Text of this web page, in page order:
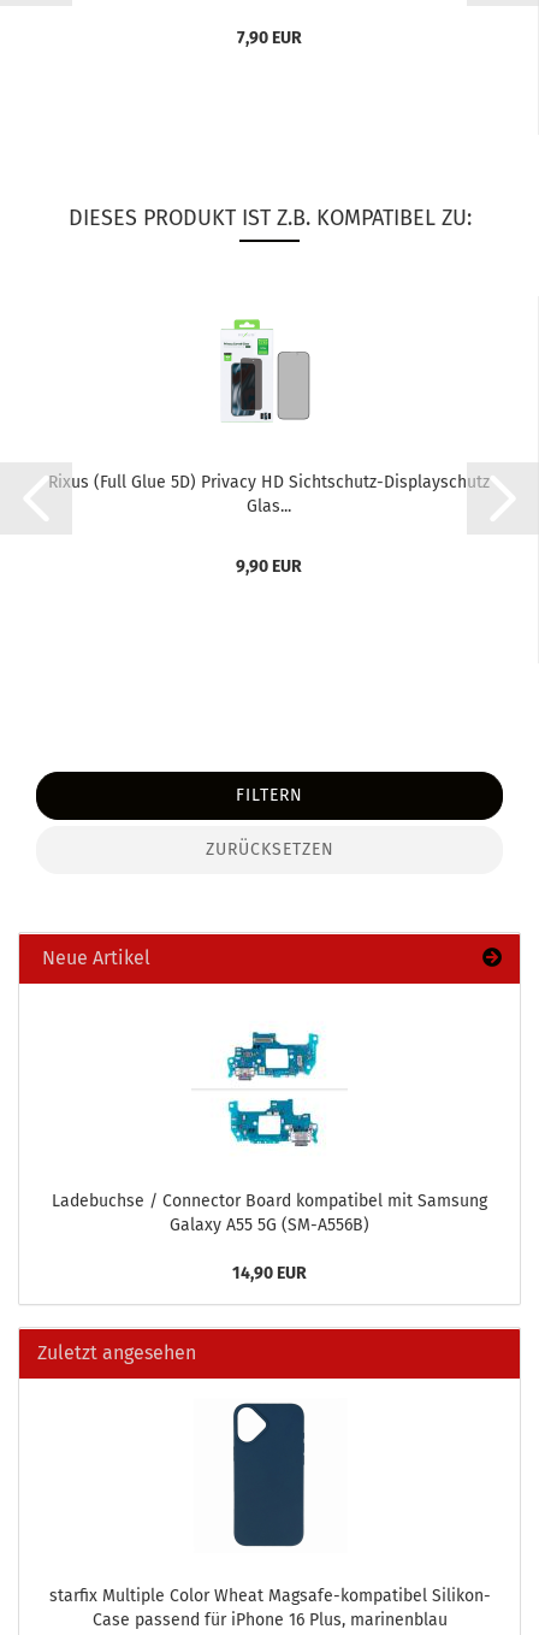
7,90 EUR
DIESES PRODUKT IST Z.B. KOMPATIBEL ZU:
Rixus (Full Glue 5D) Pri­va­cy HD Sichtschutz-​​Dis­play­schutz
Glas...
9,90 EUR
FILTERN
ZURÜCKSETZEN
Neue Artikel
La­de­buch­se / Con­nec­tor Board kom­pa­ti­bel mit Sam­sung
Ga­la­xy A55 5G (SM-​A556B)
14,90 EUR
Zuletzt angesehen
star­fix Mul­ti­ple Color Wheat Magsafe-​kompatibel Silikon-​
Case pas­send für iPho­ne 16 Plus, ma­ri­ne­n­blau